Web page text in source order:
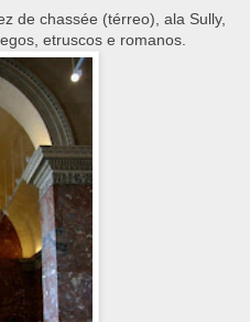
de chassée (térreo), ala Sully,
etruscos e romanos.